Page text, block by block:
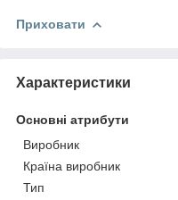
Приховати
Характеристики
Основні атрибути
Виробник
Країна виробник
Тип